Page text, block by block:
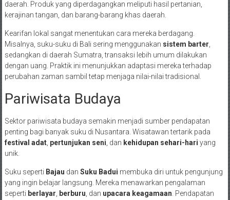
daerah. Produk yang diperdagangkan meliputi hasil pertanian,
kerajinan tangan, dan barang-barang khas daerah.
Kearifan lokal sangat menentukan cara mereka berdagang.
Misalnya, suku-suku di Bali sering menggunakan sistem barter
sedangkan di daerah Sumatra, transaksi lebih umum dilakukan
dengan uang. Praktik ini menunjukkan adaptasi mereka terhadap
perubahan zaman sambil tetap menjaga nilai-nilai tradisional.
Pariwisata Budaya
Sektor pariwisata budaya semakin menjadi sumber pendapatan
penting bagi banyak suku di Nusantara. Wisatawan tertarik pada
festival adat, pertunjukan seni , dan kehidupan sehari-hari yang
unik.
Suku seperti Bajau dan Suku Badui membuka diri untuk pengunjung
yang ingin belajar langsung. Mereka menawarkan pengalaman
seperti berlayar berburu , dan upacara keagamaan . Pendapatan